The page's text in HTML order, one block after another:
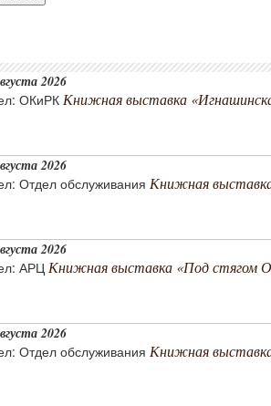
2026
ОКиРК Книжная выставка
2026
Отдел обслуживания Книжная
2026
АРЦ Книжная выставка «Под стягом
2026
Отдел обслуживания Книжная